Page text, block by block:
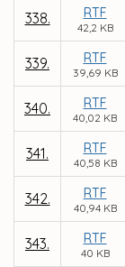
338. RTF
42,2 KB
339. RTF
39,69 KB
340. RTF
40,02 KB
341. RTF
40,58 KB
342. RTF
40,94 KB
343. RTF
40 KB